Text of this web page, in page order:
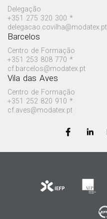
Delegação
+351 275 320 300 *
delegacao.covilha@modatex.pt
Barcelos
Centro de Formação
+351 253 808 770 *
cf.barcelos@modatex.pt
Vila das Aves
Centro de Formação
+351 252 820 910 *
cf.aves@modatex.pt